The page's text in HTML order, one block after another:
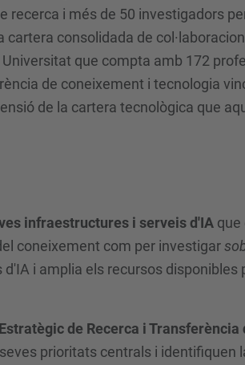
recerca i més de 50 investigadors
consolidada de
que compta amb 172
de coneixement i tecnologia
de la cartera tecnològica que
infraestructures i serveis d'IA que
coneixement com per investigar
i amplia els recursos disponibles
de Recerca i Transferència
prioritats centrals i identifiquen